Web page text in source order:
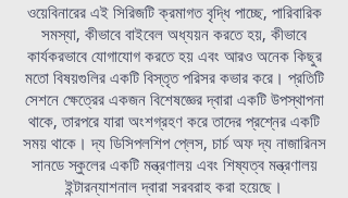
ওয়েবিনারের এই সিরিজটি ক্রমাগত বৃদ্ধি পাচ্ছে, পারিবারিক
সমস্যা, কীভাবে বাইবেল অধ্যয়ন করতে হয়, কীভাবে
কার্যকরভাবে যোগাযোগ করতে হয় এবং আরও অনেক কিছুর
মতো বিষয়গুলির একটি বিস্তৃত পরিসর কভার করে। প্রতিটি
সেশনে ক্ষেত্রের একজন বিশেষজ্ঞের দ্বারা একটি উপস্থাপনা
থাকে, তারপরে যারা অংশগ্রহণ করে তাদের প্রশ্নের একটি
সময় থাকে। দ্য ডিসিপলশিপ প্লেস, চার্চ অফ দ্য নাজারিনস
সানডে স্কুলের একটি মন্ত্রণালয় এবং শিষ্যত্ব মন্ত্রণালয়
ইন্টারন্যাশনাল দ্বারা সরবরাহ করা হয়েছে।